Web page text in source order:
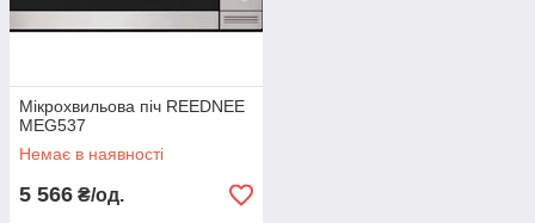
Мікрохвильова піч REEDNEE
MEG537
Немає в наявності
5 566 ₴/од.